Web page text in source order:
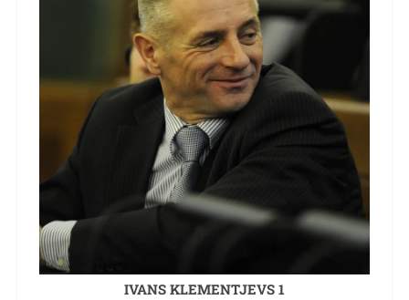
IVANS KLEMENTJEVS 1